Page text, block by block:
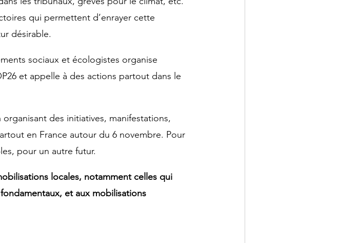
qui permettent d’enrayer cette
désirable.
sociaux et écologistes organise
et appelle à des actions partout dans le
des initiatives, manifestations,
en France autour du 6 novembre. Pour
pour un autre futur.
locales, notamment celles qui
et aux mobilisations